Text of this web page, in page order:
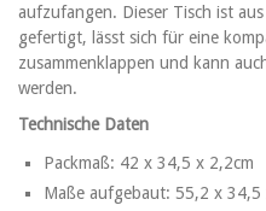
aufzufangen. Dieser Tisch ist
gefertigt, lässt sich für eine
zusammenklappen und kann
werden.
Technische Daten
Packmaß: 42 x 34,5 x 2,2cm
Maße aufgebaut: 55,2 x 34,5